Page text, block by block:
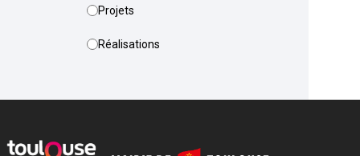
Projets
Réalisations